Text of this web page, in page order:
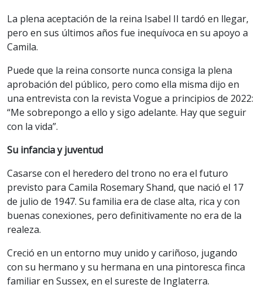
La plena aceptación de la reina Isabel II tardó en llegar,
pero en sus últimos años fue inequívoca en su apoyo a
Camila.
Puede que la reina consorte nunca consiga la plena
aprobación del público, pero como ella misma dijo en
una entrevista con la revista Vogue a principios de 2022:
“Me sobrepongo a ello y sigo adelante. Hay que seguir
con la vida”.
Su infancia y juventud
Casarse con el heredero del trono no era el futuro
previsto para Camila Rosemary Shand, que nació el 17
de julio de 1947. Su familia era de clase alta, rica y con
buenas conexiones, pero definitivamente no era de la
realeza.
Creció en un entorno muy unido y cariñoso, jugando
con su hermano y su hermana en una pintoresca finca
familiar en Sussex, en el sureste de Inglaterra.